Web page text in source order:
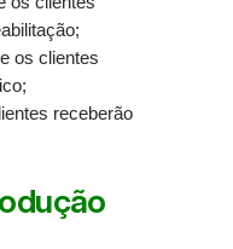
os clientes
receberão